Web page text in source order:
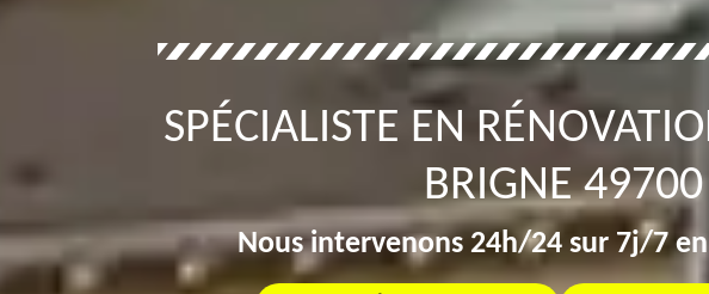
SPÉCIALISTE EN
BRIGNE 49700
Nous intervenons 24h/24 sur 7j/7